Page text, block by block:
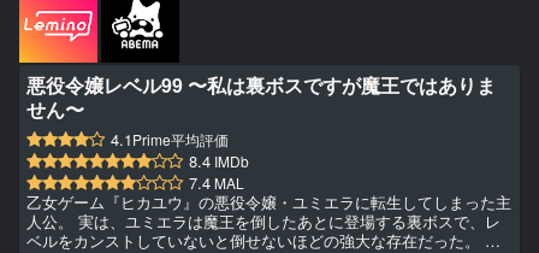
悪役令嬢レベル99 〜私は裏ボスですが魔王ではありま
せん〜
4.1Prime平均評価
8.4 IMDb
7.4 MAL
乙女ゲーム『ヒカユウ』の悪役令嬢・ユミエラに転生してしまった主
人公。 実は、ユミエラは魔王を倒したあとに登場する裏ボスで、レ
ベルをカンストしていないと倒せないほどの強大な存在だった。 し